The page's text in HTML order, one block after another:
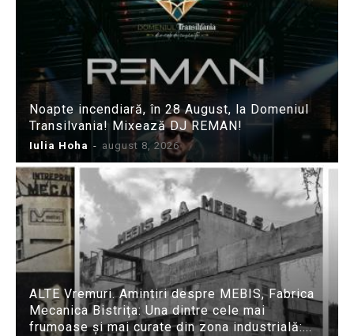
Noapte incendiară, în 28 August, la Domeniul
Transilvania! Mixează DJ REMAN!
Iulia Hoha - august 8, 2026
ALTE Vremuri. Amintiri despre MEBIS, Fabrica
Mecanica Bistrița: Una dintre cele mai
frumoase și mai curate din zona industrială:...